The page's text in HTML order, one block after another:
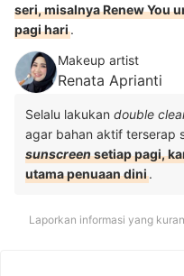
seri, misalnya Renew You
pagi hari.
Makeup artist
Renata Aprianti
Selalu lakukan double
agar bahan aktif terserap
sunscreensetiap pagi,
utama penuaan dini.
Laporkan informasi yang